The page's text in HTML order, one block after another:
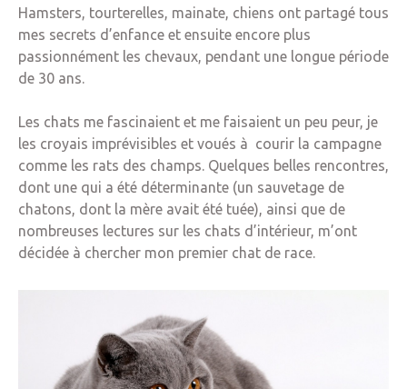
Hamsters, tourterelles, mainate, chiens ont partagé tous
mes secrets d’enfance et ensuite encore plus
passionnément les chevaux, pendant une longue période
de 30 ans.
Les chats me fascinaient et me faisaient un peu peur, je
les croyais imprévisibles et voués à courir la campagne
comme les rats des champs. Quelques belles rencontres,
dont une qui a été déterminante (un sauvetage de
chatons, dont la mère avait été tuée), ainsi que de
nombreuses lectures sur les chats d’intérieur, m’ont
décidée à chercher mon premier chat de race.